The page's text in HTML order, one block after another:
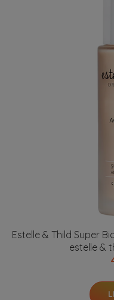
Estelle & Thild Super
estelle &